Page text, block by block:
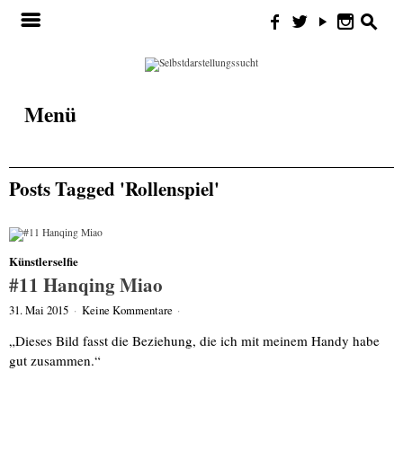
f w y n s
m
Menü
Posts Tagged 'Rollenspiel'
Künstlerselfie
#11 Hanqing Miao
31. Mai 2015 · Keine Kommentare ·
„Dieses Bild fasst die Beziehung, die ich mit meinem Handy habe
gut zusammen.“